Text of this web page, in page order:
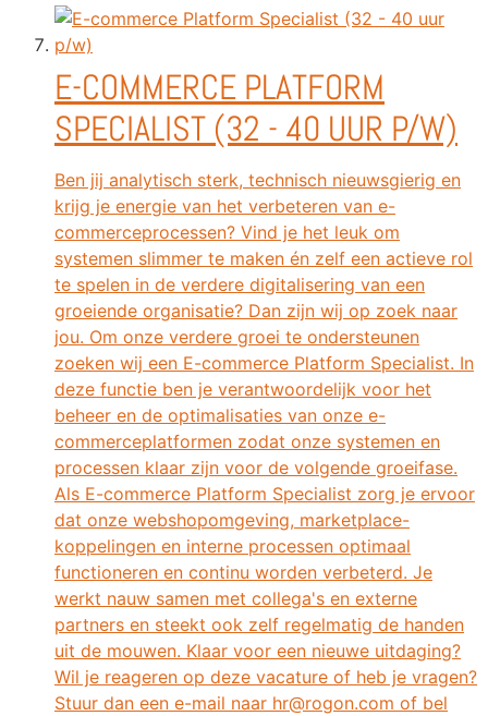
E-COMMERCE PLATFORM
SPECIALIST (32 - 40 UUR P/W)
Ben jij analytisch sterk, technisch nieuwsgierig en
krijg je energie van het verbeteren van e-
commerceprocessen? Vind je het leuk om
systemen slimmer te maken én zelf een actieve rol
te spelen in de verdere digitalisering van een
groeiende organisatie? Dan zijn wij op zoek naar
jou. Om onze verdere groei te ondersteunen
zoeken wij een E-commerce Platform Specialist. In
deze functie ben je verantwoordelijk voor het
beheer en de optimalisaties van onze e-
commerceplatformen zodat onze systemen en
processen klaar zijn voor de volgende groeifase.
Als E-commerce Platform Specialist zorg je ervoor
dat onze webshopomgeving, marketplace-
koppelingen en interne processen optimaal
functioneren en continu worden verbeterd. Je
werkt nauw samen met collega's en externe
partners en steekt ook zelf regelmatig de handen
uit de mouwen. Klaar voor een nieuwe uitdaging?
Wil je reageren op deze vacature of heb je vragen?
Stuur dan een e-mail naar hr@rogon.com of bel